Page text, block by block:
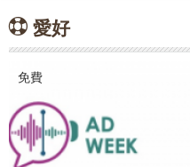
愛好
免費